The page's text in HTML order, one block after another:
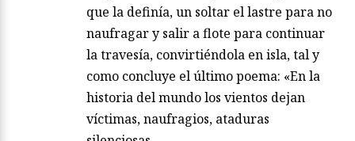
que la definía, un soltar el lastre para no
naufragar y salir a flote para continuar
la travesía, convirtiéndola en isla, tal y
como concluye el último poema: «En la
historia del mundo los vientos dejan
víctimas, naufragios, ataduras